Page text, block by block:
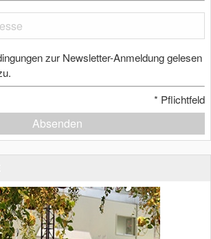
zur Newsletter-Anmeldung gelesen
* Pflichtfeld
Absenden